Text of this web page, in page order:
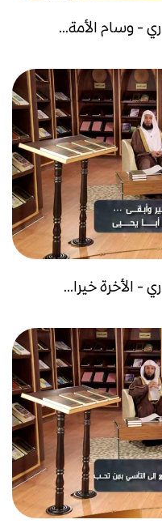
- وسام الأمة...
- الأخرة خيرا...